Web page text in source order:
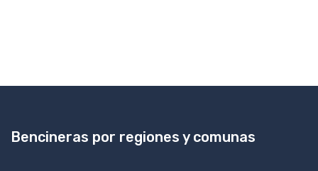
Bencineras por regiones y comunas